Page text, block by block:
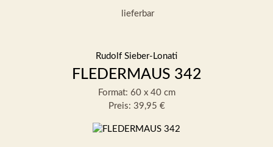
lieferbar
Rudolf Sieber-Lonati
FLEDERMAUS 342
Format: 60 x 40 cm
Preis: 39,95 €